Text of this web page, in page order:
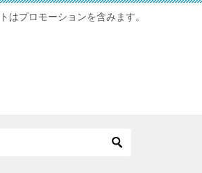
はプロモーションを含みます。